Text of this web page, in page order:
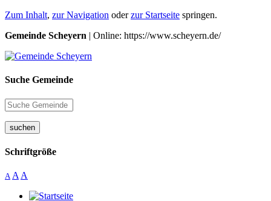
Zum Inhalt, zur Navigation oderzur Startseite springen.
Gemeinde Scheyern | Online: https://www.scheyern.de/
Suche Gemeinde
suchen
Schriftgröße
A A A